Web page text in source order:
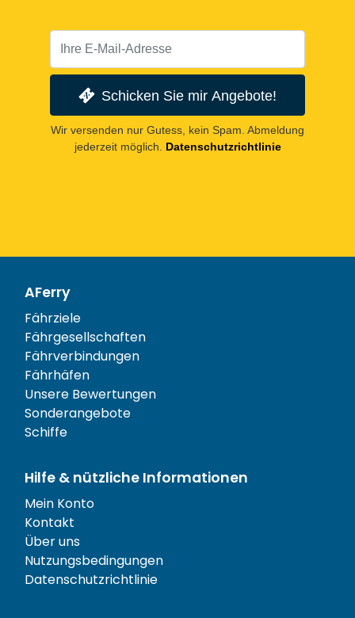
Schicken Sie mir Angebote!
Wir versenden nur Gutess, kein Spam. Abmeldung
jederzeit möglich.
Datenschutzrichtlinie
AFerry
Fährziele
Fährgesellschaften
Fährverbindungen
Fährhäfen
Unsere Bewertungen
Sonderangebote
Schiffe
Hilfe & nützliche Informationen
Mein Konto
Kontakt
Über uns
Nutzungsbedingungen
Datenschutzrichtlinie